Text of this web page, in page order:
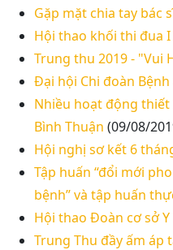
Gặp mặt chia tay bác
Hội thao khối thi đua
Trung thu 2019 - "Vui
Đại hội Chi đoàn
Nhiều hoạt động thiết
Bình Thuận (09/08/
Hội nghị sơ kết 6
Tập huấn “đổi mới
bệnh” và tập huấn
Hội thao Đoàn cơ sở
Trung Thu đầy ấm áp